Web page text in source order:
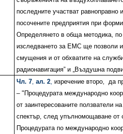
последните участват равноправно
посочените предприятия при
Определянето в обща методика,
изследването за ЕМС ще позволи
смущения и от обхватите на
радионавигация” и „Въздушна
Чл. 7 ,ал. 2 изречение второ,
да
– "Процедурата международно
от заинтересованите ползватели
спектър, след упълномощаване от
Процедурата по международно